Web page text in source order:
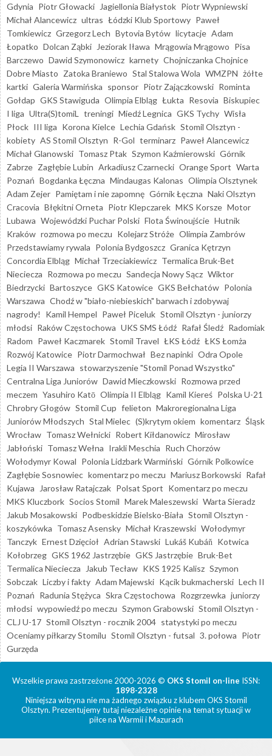
Gdynia Piotr Głowacki Jagiellonia Białystok Piotr Wypniewski
Michał Alancewicz ultras Łódzki Klub Sportowy Paweł
Tomkiewicz Grzegorz Lech Bytovia Bytów licytacje Adam
Łopatko Dolcan Ząbki Jeziorak Iława Mrągowia Mrągowo Pisa
Barczewo Dawid Szymonowicz karnety Chojniczanka Chojnice
Dobre Miasto Zatoka Braniewo Stal Stalowa Wola WMZPN żółte
kartki Galeria Warmińska sponsor Piotr Zajączkowski Rominta
Gołdap GKS Stawiguda Olimpia Elbląg Łukta Resovia Biskupiec
I liga Ultra(S)tomiL treningi Miedź Legnica GKS Tychy Wisła
Płock III liga Korona Kielce Lechia Gdańsk Stomil Olsztyn -
kobiety AS Stomil Olsztyn R-Gol terminarz Paweł Alancewicz
Michał Glanowski Tomasz Ptak Szymon Kaźmierowski Górnik
Zabrze Zagłębie Lubin Arkadiusz Czarnecki Orange Sport Warta
Poznań Bogdanka Łęczna Mindaugas Kalonas Olimpia Olsztynek
Adam Zejer Pamiętam i nie zapomnę Górnik Łęczna Naki Olsztyn
Cracovia Błękitni Orneta Piotr Klepczarek MKS Korsze Motor
Lubawa Wojewódzki Puchar Polski Flota Świnoujście Hutnik
Kraków rozmowa po meczu Kolejarz Stróże Olimpia Zambrów
Przedstawiamy rywala Polonia Bydgoszcz Granica Kętrzyn
Concordia Elbląg Michał Trzeciakiewicz Termalica Bruk-Bet
Nieciecza Rozmowa po meczu Sandecja Nowy Sącz Wiktor
Biedrzycki Bartoszyce GKS Katowice GKS Bełchatów Polonia
Warszawa Chodź w "biało-niebieskich" barwach i zdobywaj
nagrody!
Kamil Hempel Paweł Piceluk Stomil Olsztyn - juniorzy
młodsi Raków Częstochowa UKS SMS Łódź Rafał Śledź Radomiak
Radom Paweł Kaczmarek Stomil Travel ŁKS Łódź ŁKS Łomża
Rozwój Katowice Piotr Darmochwał Bez napinki Odra Opole
Legia II Warszawa stowarzyszenie "Stomil Ponad Wszystko"
Centralna Liga Juniorów Dawid Mieczkowski Rozmowa przed
meczem Yasuhiro Katō Olimpia II Elbląg Kamil Kiereś Polska U-21
Chrobry Głogów Stomil Cup felieton Makroregionalna Liga
Juniorów Młodszych Stal Mielec (S)krytym okiem komentarz Śląsk
Wrocław Tomasz Wełnicki Robert Kiłdanowicz Mirosław
Jabłoński Tomasz Wełna Irakli Meschia Ruch Chorzów
Wołodymyr Kowal Polonia Lidzbark Warmiński Górnik Polkowice
Zagłębie Sosnowiec komentarz po meczu Mariusz Borkowski Rafał
Kujawa
Jarosław Ratajczak Polsat Sport Komentarz po meczu
MKS Kluczbork Socios Stomil Marek Maleszewski Warta Sieradz
Jakub Mosakowski Podbeskidzie Bielsko-Biała Stomil Olsztyn -
koszykówka Tomasz Asensky Michał Kraszewski Wołodymyr
Tanczyk Ernest Dzięcioł Adrian Stawski Lukáš Kubáň Kotwica
Kołobrzeg GKS 1962 Jastrzębie GKS Jastrzębie Bruk-Bet
Termalica Nieciecza
Jakub Tecław KKS 1925 Kalisz Szymon
Sobczak Liczby i fakty Adam Majewski Kącik bukmacherski Lech II
Poznań Radunia Stężyca Skra Częstochowa Rozgrzewka juniorzy
młodsi wypowiedź po meczu Szymon Grabowski Stomil Olsztyn -
CLJ U-17 Stomil Olsztyn - rocznik 2004 statystyki po meczu
Oceniamy piłkarzy Stomilu Stomil Olsztyn - futsal 3. połowa Piotr
Gurzęda
Wszelkie prawa zastrzeżone 2000-2026 © OKS Stomil on-line ISSN:
1898-2328
Niniejsza witryna nie ma żadnego związku z klubem OKS Stomil
Olsztyn. Prezentujemy tutaj niezależne opinie na temat sytuacji w
piłce na Warmii i Mazurach